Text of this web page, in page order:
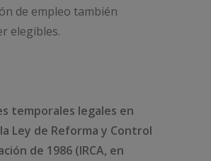
de empleo también
elegibles.
temporales legales en
Ley de Reforma y Control
de 1986 (IRCA, en